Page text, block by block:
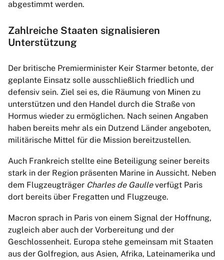
abgestimmt werden.
Zahlreiche Staaten signalisieren
Unterstützung
Der britische Premierminister Keir Starmer betonte, der
geplante Einsatz solle ausschließlich friedlich und
defensiv sein. Ziel sei es, die Räumung von Minen zu
unterstützen und den Handel durch die Straße von
Hormus wieder zu ermöglichen. Nach seinen Angaben
haben bereits mehr als ein Dutzend Länder angeboten,
militärische Mittel für die Mission bereitzustellen.
Auch Frankreich stellte eine Beteiligung seiner bereits
stark in der Region präsenten Marine in Aussicht. Neben
dem Flugzeugträger Charles de Gaulleverfügt Paris
dort bereits über Fregatten und Flugzeuge.
Macron sprach in Paris von einem Signal der Hoffnung,
zugleich aber auch der Vorbereitung und der
Geschlossenheit. Europa stehe gemeinsam mit Staaten
aus der Golfregion, aus Asien, Afrika, Lateinamerika und